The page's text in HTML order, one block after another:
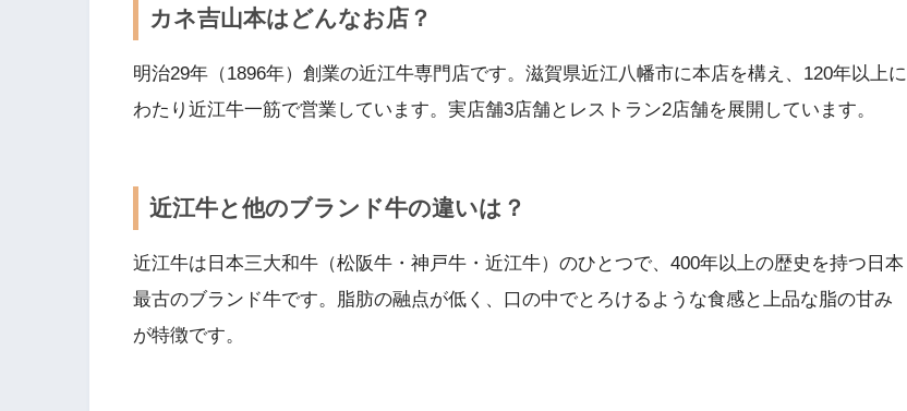
カネ吉山本はどんなお店？
明治29年（1896年）創業の近江牛専門店です。滋賀県近江八幡市に本店を構え、120年以上に
わたり近江牛一筋で営業しています。実店舗3店舗とレストラン2店舗を展開しています。
近江牛と他のブランド牛の違いは？
近江牛は日本三大和牛（松阪牛・神戸牛・近江牛）のひとつで、400年以上の歴史を持つ日本
最古のブランド牛です。脂肪の融点が低く、口の中でとろけるような食感と上品な脂の甘み
が特徴です。